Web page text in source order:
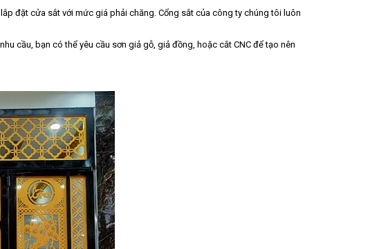
đặt cửa sắt với mức giá phải chăng. Cổng sắt của công ty chúng tôi luôn
cầu, bạn có thể yêu cầu sơn giả gỗ, giả đồng, hoặc cắt CNC để tạo nên